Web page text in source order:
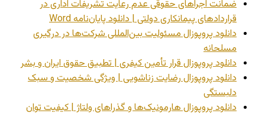
ضمانت اجراهای حقوقی عدم رعایت تشریفات اداری در
قراردادهای پیمانکاری دولتی | دانلود پایان‌نامه Word
دانلود پروپوزال مسئولیت بین‌المللی شرکت‌ها در درگیری
مسلحانه
دانلود پروپوزال قرار تأمین کیفری | تطبیق حقوق ایران و بشر
دانلود پروپوزال رضایت زناشویی | ویژگی شخصیت و سبک
دلبستگی
دانلود پروپوزال هارمونیک‌ها و گذراهای ولتاژ | کیفیت توان